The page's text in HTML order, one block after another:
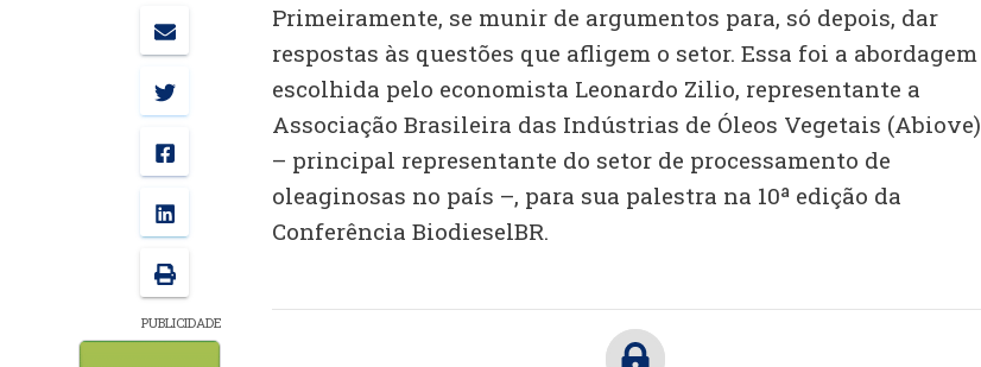
PUBLICIDADE
Primeiramente, se munir de argumentos para, só depois, dar
respostas às questões que afligem o setor. Essa foi a abordagem
escolhida pelo economista Leonardo Zilio, representante a
Associação Brasileira das Indústrias de Óleos Vegetais (Abiove)
– principal representante do setor de processamento de
oleaginosas no país –, para sua palestra na 10ª edição da
Conferência BiodieselBR.